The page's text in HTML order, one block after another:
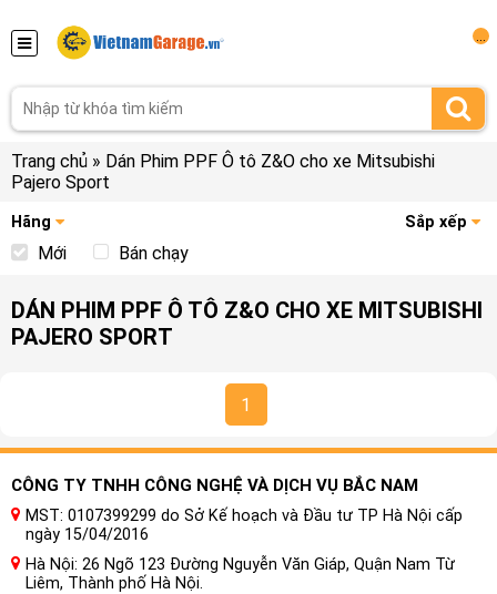
Trang chủ » Dán Phim PPF Ô tô Z&O cho xe Mitsubishi
Pajero Sport
Hãng Sắp xếp
Mới Bán chạy
DÁN PHIM PPF Ô TÔ Z&O CHO XE MITSUBISHI
PAJERO SPORT
1
CÔNG TY TNHH CÔNG NGHỆ VÀ DỊCH VỤ BẮC NAM
MST: 0107399299 do Sở Kế hoạch và Đầu tư TP Hà Nội cấp
ngày 15/04/2016
Hà Nội: 26 Ngõ 123 Đường Nguyễn Văn Giáp, Quận Nam Từ
Liêm, Thành phố Hà Nội.